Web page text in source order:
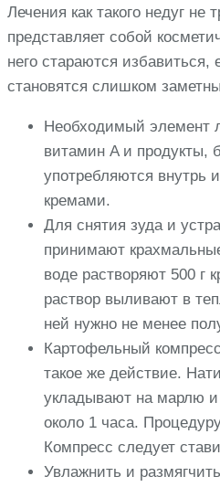
Лечения как такого недуг не
представляет собой
него стараются
становятся слишком
Необходимый элемент
витамин A и продукты,
употребляются внутрь
кремами.
Для снятия зуда и
принимают
воде растворяют 500 г
раствор выливают в
ней нужно не менее
Картофельный
такое же действие.
укладывают на марлю
около 1 часа.
Компресс следует
Увлажнить и